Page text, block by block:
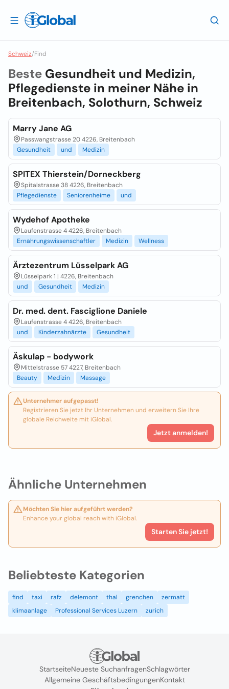
Schweiz/Find
Ähnliche Unternehmen
Möchten Sie hier aufgeführt werden?
Enhance your global reach with iGlobal.
Starten Sie jetzt!
Beste Gesundheit und Medizin,
Pflegedienste in meiner Nähe in
Breitenbach, Solothurn, Schweiz
Marry Jane AG
Passwangstrasse 20 4226, Breitenbach
Gesundheit
und Medizin
SPITEX Thierstein/Dorneckberg
Spitalstrasse 38 4226, Breitenbach
Pflegedienste
Seniorenheime und
Wydehof Apotheke
Laufenstrasse 4 4226, Breitenbach
Ernährungswissenschaftler
Medizin Wellness
Ärztezentrum Lüsselpark AG
Lüsselpark 1 | 4226, Breitenbach
und
Gesundheit Medizin
Dr. med. dent. Fasciglione Daniele
Laufenstrasse 4 4226, Breitenbach
und
Kinderzahnärzte Gesundheit
Äskulap - bodywork
Mittelstrasse 57 4227, Breitenbach
Beauty
Medizin Massage
Unternehmer aufgepasst!
Registrieren Sie jetzt Ihr Unternehmen und erweitern Sie Ihre
globale Reichweite mit iGlobal.
Jetzt anmelden!
Beliebteste Kategorien
find taxi rafz delemont thal grenchen
zermatt
klimaanlage
Professional Services Luzern zurich
StartseiteNeueste SuchanfragenSchlagwörter
Allgemeine GeschäftsbedingungenKontakt